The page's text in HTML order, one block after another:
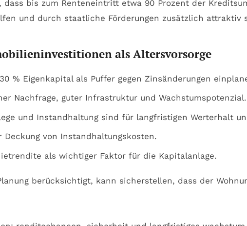
bis zum Renteneintritt etwa 90 Prozent der
und durch staatliche Förderungen zusätzlich attraktiv
als Altersvorsorge
% Eigenkapital als Puffer gegen Zinsänderungen
Nachfrage, guter Infrastruktur und Wachstumspotenzial.
und Instandhaltung sind für langfristigen Werterhalt
von Instandhaltungskosten.
als wichtiger Faktor für die Kapitalanlage.
berücksichtigt, kann sicherstellen, dass der